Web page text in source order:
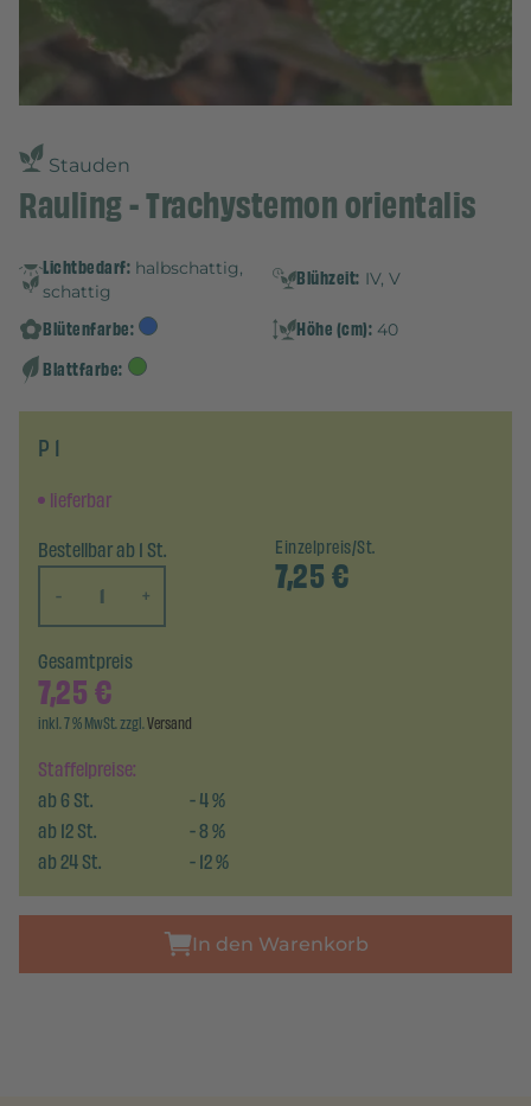
Stauden
Rauling - Trachystemon orientalis
Lichtbedarf: halbschattig,
schattig
Blühzeit: IV, V
Blütenfarbe: Höhe (cm): 40
Blattfarbe:
P 1
lieferbar
Bestellbar ab 1 St.
-
+
Einzelpreis/St.
7,25€
Staffelpreise:
ab6St. -4%
ab12St. -8%
ab24St. -12%
Gesamtpreis
7,25€
inkl. 7 % MwSt. zzgl.Versand
In den Warenkorb